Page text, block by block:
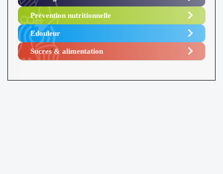
Prévention nutritionnelle
Edouleur​
Sucres & alimentation​